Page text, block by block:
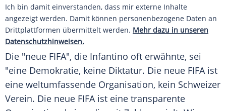
Ich bin damit einverstanden, dass mir externe Inhalte
angezeigt werden. Damit können personenbezogene Daten an
Drittplattformen übermittelt werden. Mehr dazu in unseren
Datenschutzhinweisen.
Die "neue FIFA", die Infantino oft erwähnte, sei
"eine Demokratie, keine Diktatur. Die neue FIFAist
eine weltumfassende Organisation, kein Schweizer
Verein. Die neue FIFAist eine transparente